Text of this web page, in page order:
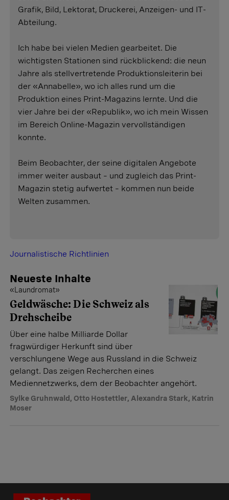
Neueste Inhalte
«Laundromat»
Geldwäsche: Die Schweiz als
Drehscheibe
Über eine halbe Milliarde Dollar
fragwürdiger Herkunft sind über
verschlungene Wege aus Russland in die Schweiz
gelangt. Das zeigen Recherchen eines
Mediennetzwerks, dem der Beobachter angehört.
Sylke Gruhnwald , Otto Hostettler, Alexandra Stark, Katrin
Moser
Grafik, Bild, Lektorat, Druckerei, Anzeigen- und IT-
Abteilung.
Ich habe bei vielen Medien gearbeitet. Die
wichtigsten Stationen sind rückblickend: die neun
Jahre als stellvertretende Produktionsleiterin bei
der «Annabelle», wo ich alles rund um die
Produktion eines Print-Magazins lernte. Und die
vier Jahre bei der «Republik», wo ich mein Wissen
im Bereich Online-Magazin vervollständigen
konnte.
Beim Beobachter, der seine digitalen Angebote
immer weiter ausbaut – und zugleich das Print-
Magazin stetig aufwertet – kommen nun beide
Welten zusammen.
Journalistische Richtlinien